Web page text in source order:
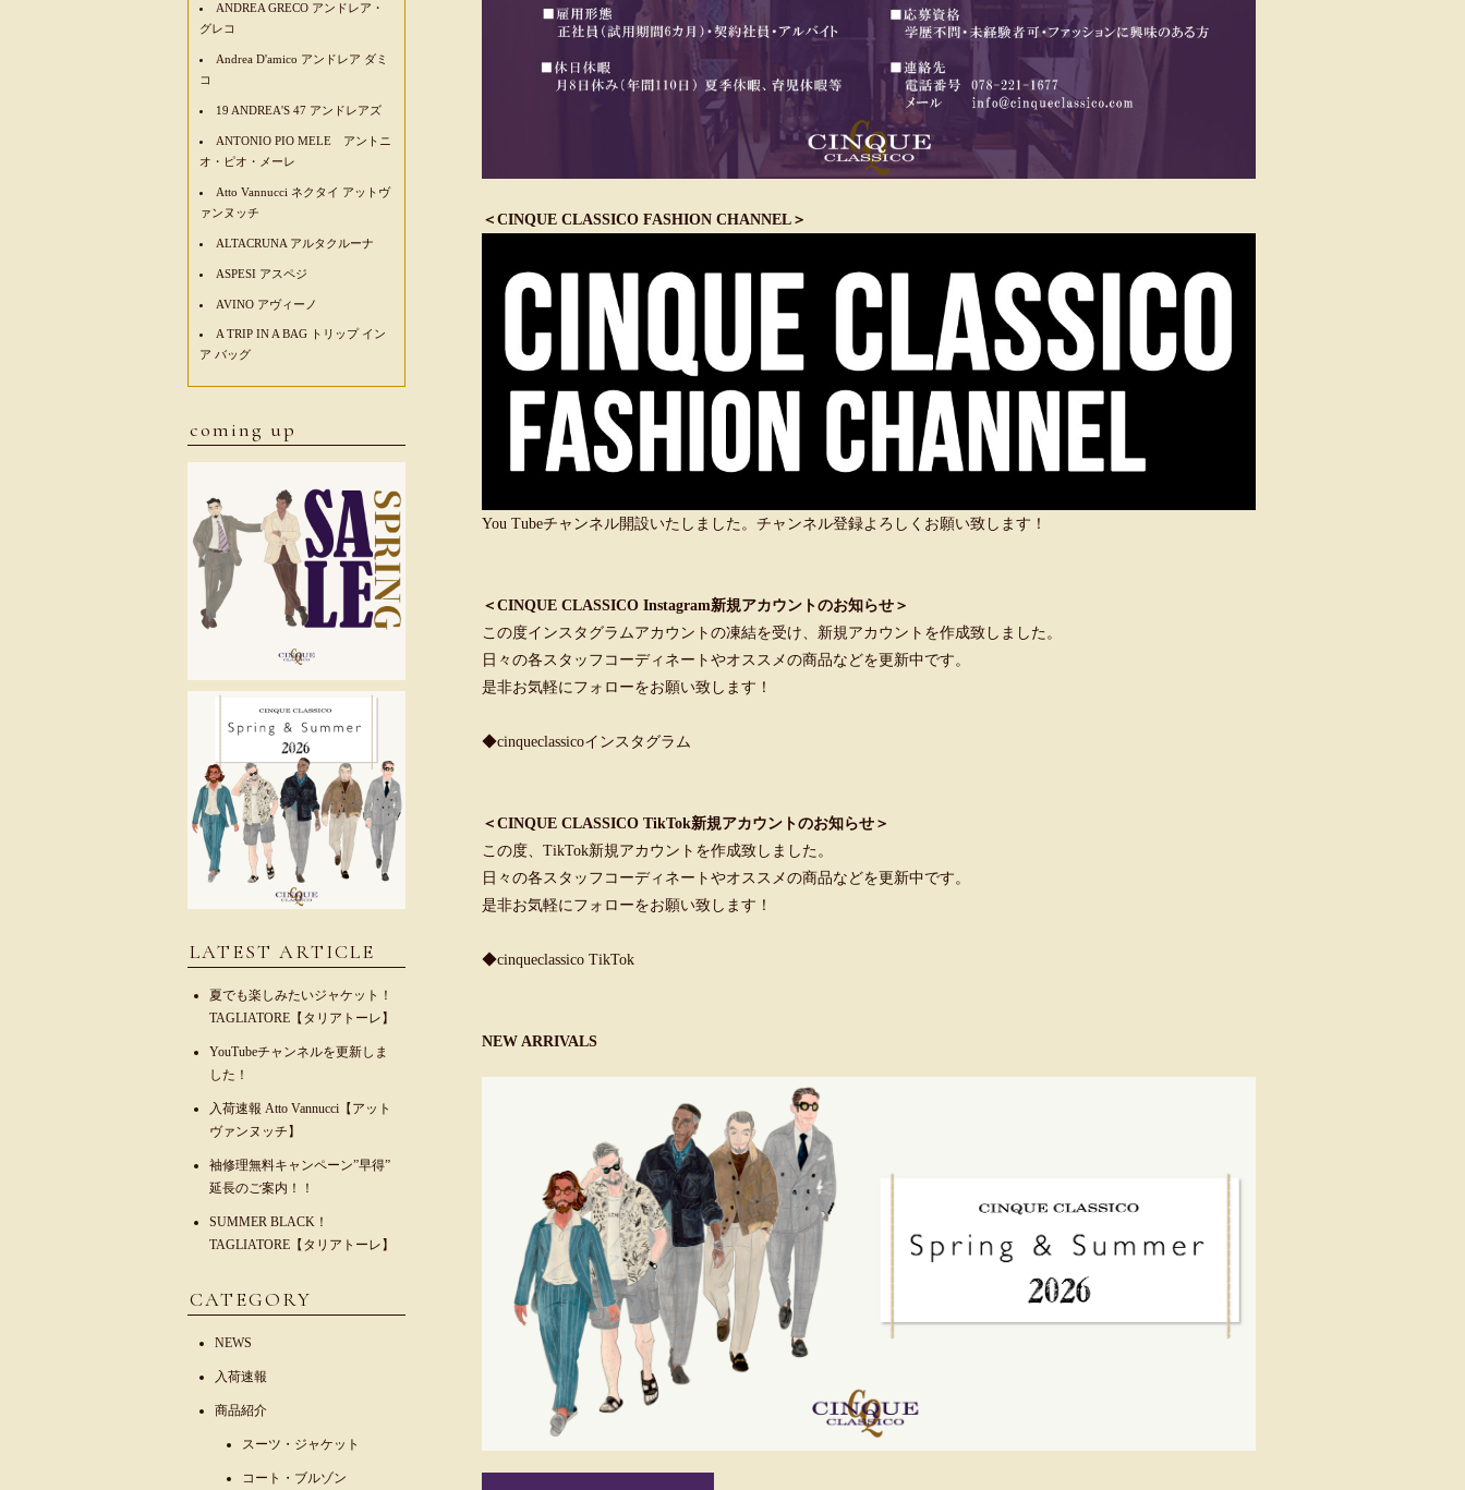
＜CINQUE CLASSICO FASHION CHANNEL＞
You Tubeチャンネル開設いたしました。チャンネル登録よろしくお願い致します！
＜CINQUE CLASSICO Instagram新規アカウントのお知らせ＞
この度インスタグラムアカウントの凍結を受け、新規アカウントを作成致しました。
日々の各スタッフコーディネートやオススメの商品などを更新中です。
是非お気軽にフォローをお願い致します！
◆cinqueclassicoインスタグラム
＜CINQUE CLASSICO TikTok新規アカウントのお知らせ＞
この度、TikTok新規アカウントを作成致しました。
日々の各スタッフコーディネートやオススメの商品などを更新中です。
是非お気軽にフォローをお願い致します！
◆cinqueclassico TikTok
NEW ARRIVALS
ANDREA GRECO アンドレア・
グレコ
Andrea D'amico アンドレア ダミ
コ
19 ANDREA'S 47 アンドレアズ
ANTONIO PIO MELE アントニ
オ・ピオ・メーレ
Atto Vannucci ネクタイ アットヴ
ァンヌッチ
ALTACRUNA アルタクルーナ
ASPESI アスペジ
AVINO アヴィーノ
A TRIP IN A BAG トリップ イン
ア バッグ
coming up
LATEST ARTICLE
夏でも楽しみたいジャケット！
TAGLIATORE【タリアトーレ】
YouTubeチャンネルを更新しま
した！
入荷速報 Atto Vannucci【アット
ヴァンヌッチ】
袖修理無料キャンペーン”早得”
延長のご案内！！
SUMMER BLACK！
TAGLIATORE【タリアトーレ】
CATEGORY
NEWS
入荷速報
商品紹介
スーツ・ジャケット
コート・ブルゾン